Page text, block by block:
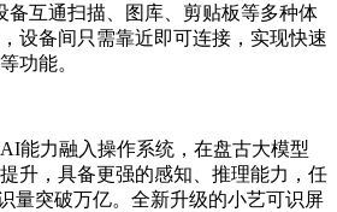
备互通扫描、图库、剪贴板等多种体
设备间只需靠近即可连接，实现快速
功能。
能力融入操作系统，在盘古大模型
升，具备更强的感知、推理能力，任
量突破万亿。全新升级的小艺可识屏